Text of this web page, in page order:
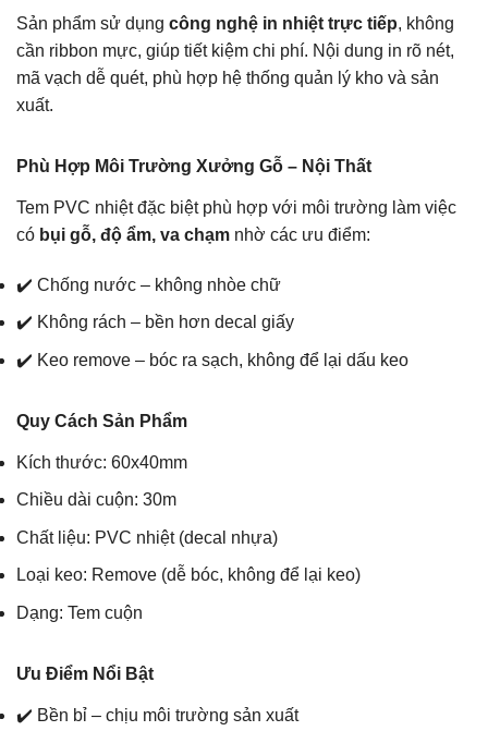
Sản phẩm sử dụng công nghệ in nhiệt trực tiếp, không
cần ribbon mực, giúp tiết kiệm chi phí. Nội dung in rõ nét,
mã vạch dễ quét, phù hợp hệ thống quản lý kho và sản
xuất.
Phù Hợp Môi Trường Xưởng Gỗ – Nội Thất
Tem PVC nhiệt đặc biệt phù hợp với môi trường làm việc
có bụi gỗ, độ ẩm, va chạm nhờ các ưu điểm:
✔️ Chống nước – không nhòe chữ
✔️ Không rách – bền hơn decal giấy
✔️ Keo remove – bóc ra sạch, không để lại dấu keo
Quy Cách Sản Phẩm
Kích thước: 60x40mm
Chiều dài cuộn: 30m
Chất liệu: PVC nhiệt (decal nhựa)
Loại keo: Remove (dễ bóc, không để lại keo)
Dạng: Tem cuộn
Ưu Điểm Nổi Bật
✔️ Bền bỉ – chịu môi trường sản xuất